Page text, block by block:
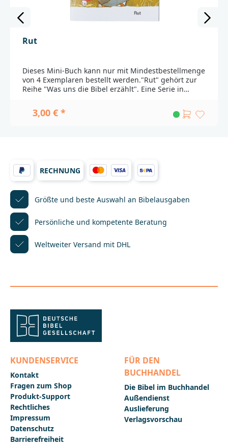
Rut
Dieses Mini-Buch kann nur mit Mindestbestellmenge
von 4 Exemplaren bestellt werden."Rut" gehört zur
Reihe "Was uns die Bibel erzählt". Eine Serie in
lassen die Geschichte von Rut in eindrücklichen
Motiven und klaren Farben erstrahlen. Dieses kleine
kindgemäßer, moderner Bibel-Illustration. Von 1956
bis 1962 studierte er Kunst in Amersfoort, Utrecht
und Amsterdam. Er lebt heute in
Bergen/Niederlande.Der AutorDr. Hellmut Haug
(1931-2009) hat maßgeblich die Gute Nachricht Bibel
geprägt. Er war Leiter des Lektorats der Deutschen
Bibelgesellschaft________________________________________
_____________________Bei Fragen zur Produktsicherheit
wenden Sie sich bitte an:Deutsche
BibelgesellschaftBalinger Str. 31 A70567
Stuttgartproduktsicherheit@dbg.de
3,00 € *
RECHNUNG
Größte und beste Auswahl an Bibelausgaben
Persönliche und kompetente Beratung
Weltweiter Versand mit DHL
KUNDENSERVICE
Kontakt
Fragen zum Shop
Produkt-Support
Rechtliches
Impressum
Datenschutz
Barrierefreiheit
FÜR DEN
BUCHHANDEL
Die Bibel im Buchhandel
Außendienst
Auslieferung
Verlagsvorschau